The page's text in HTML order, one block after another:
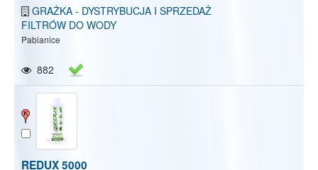
GRAŻKA - DYSTRYBUCJA I SPRZEDAŻ
FILTRÓW DO WODY
Pabianice
882
REDUX 5000